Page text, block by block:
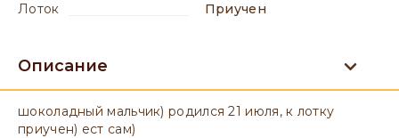
лоток приучен
Описание
шоколадный мальчик) родился 21 июля, к лотку
приучен) ест сам)